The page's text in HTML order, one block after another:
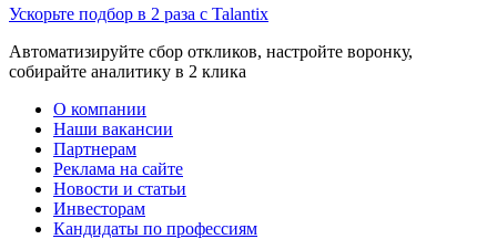
Ускорьте подбор в 2 раза с Talantix
Автоматизируйте сбор откликов, настройте воронку,
собирайте аналитику в 2 клика
О компании
Наши вакансии
Партнерам
Реклама на сайте
Новости и статьи
Инвесторам
Кандидаты по профессиям